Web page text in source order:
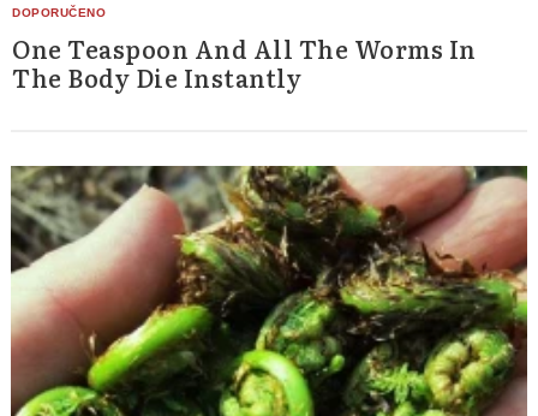
One Teaspoon And All The Worms In
The Body Die Instantly